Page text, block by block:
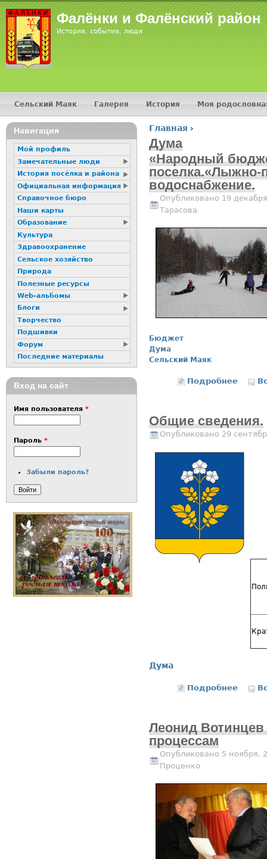
Фалёнки и Фалёнский район
История, события, люди
Вы здесь
Главная ›
Дума
«Народный
водоснабжение.
Опубликовано 19
Тарасова
Бюджет
Дума
Сельский Маяк
Подробнее
Общие сведения.
Опубликовано 29
Дума
Подробнее о
Леонид
процессам
Опубликовано 5 ноября,
Проценко
Главное меню
Сельский Маяк Галерея История Моя
16+
Навигация
Мой профиль
Замечательные люди
История посёлка и района
Официальная информация
Справочное бюро
Наши карты
Образование
Культура
Здравоохранение
Сельское хозяйство
Природа
Полезные ресурсы
Web-альбомы
Блоги
Творчество
Подшивки
Форум
Последние материалы
Вход на сайт
Имя пользователя *
Пароль *
Забыли пароль?